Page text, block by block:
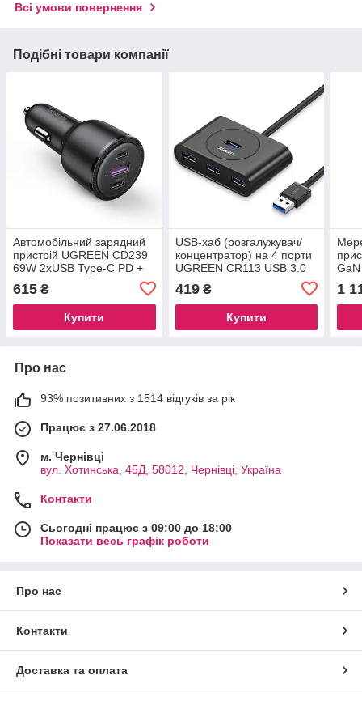
Всі умови повернення
Подібні товари компанії
Автомобільний зарядний
пристрій UGREEN CD239
69W 2xUSB Type-C PD +
Black (20467)
615 ₴
Купити
USB-хаб (розгалужувач/
концентратор) на 4 порти
UGREEN CR113 USB 3.0
419₴
Купити
1
Про нас
93% позитивних з 1514 відгуків за рік
Працює з 27.06.2018
м. Чернівці
вул. Хотинська, 45Д, 58012, Чернівці, Україна
Контакти
Сьогодні працює з 09:00 до 18:00
Показати весь графік роботи
Про нас
Контакти
Доставка та оплата